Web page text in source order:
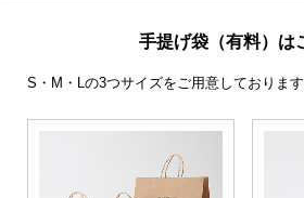
手提げ袋（有料）は
S・M・Lの3つサイズをご用意しております